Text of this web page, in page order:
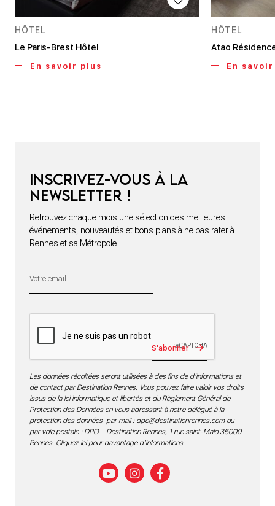
HÔTEL
Le Paris-Brest Hôtel
En savoir plus
HÔTEL
Atao
En
Inscrivez-vous à la
newsletter !
Retrouvez chaque mois une sélection des meilleures
événements, nouveautés et bons plans à ne pas rater à
Rennes et sa Métropole.
S'abonner
Les données récoltées seront utilisées à des fins de d’informations et
de contact par Destination Rennes. Vous pouvez faire valoir vos droits
issus de la loi informatique et libertés et du Règlement Général de
Protection des Données en vous adressant à notre délégué à la
protection des données par mail : dpo@destinationrennes.comou
par voie postale : DPO – Destination Rennes, 1 rue saint-Malo 35000
Rennes. Cliquez ici pour davantage d’informations.